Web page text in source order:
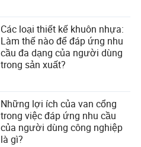
Các loại thiết kế khuôn nhựa:
Làm thế nào để đáp ứng nhu
cầu đa dạng của người dùng
trong sản xuất?
Những lợi ích của van cổng
trong việc đáp ứng nhu cầu
của người dùng công nghiệp
là gì?